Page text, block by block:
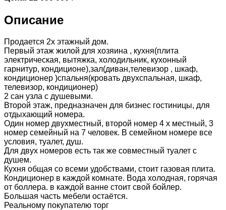
Описание
Продается 2х этажный дом.
Первый этаж жилой для хозяина , кухня(плита
электрическая, вытяжка, холодильник, кухонный
гарнитур, кондиционе),зал(диван,телевизор , шкаф,
кондиционер )спальня(кровать двухспальная, шкаф,
телевизор, кондиционер)
2 сан узла с душевыми.
Второй этаж, предназначен для бизнес гостиницы, для
отдыхающий номера.
Один номер двухместный, второй номер 4 х местный, 3
номер семейный на 7 человек. В семейном номере все
условия, туалет, душ.
Для двух номеров есть так же совместный туалет с
душем.
Кухня общая со всеми удобствами, стоит газовая плита.
Кондиционер в каждой комнате. Вода холодная, горячая
от боллера. в каждой ванне стоит свой бойлер.
Большая часть мебели остаётся.
Реальному покупателю торг